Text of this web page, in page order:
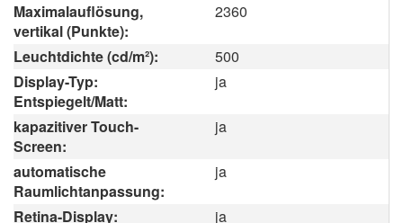
Maximalauflösung,
vertikal (Punkte):
2360
Leuchtdichte (cd/m²):
500
Display-Typ:
Entspiegelt/Matt:
ja
kapazitiver Touch-
Screen:
ja
automatische
Raumlichtanpassung:
ja
Retina-Display: ja